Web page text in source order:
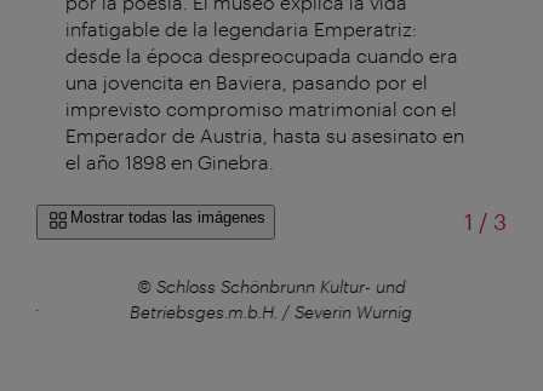
infatigable de la legendaria Emperatriz:
desde la época despreocupada cuando era
una jovencita en Baviera, pasando por el
imprevisto compromiso matrimonial con el
Emperador de Austria, hasta su asesinato en
el año 1898 en Ginebra.
Mostrar todas las imágenes 1 /de
3
© Schloss Schönbrunn Kultur- und
Betriebsges.m.b.H. / Severin Wurnig